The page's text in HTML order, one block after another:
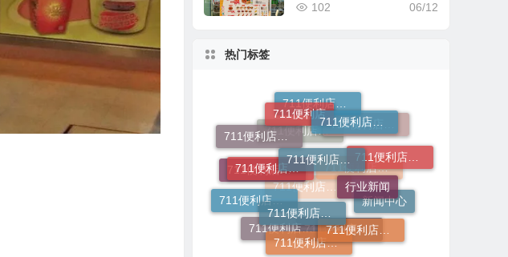
06/12
102
热门标签
711便利店开店
711便利店投资金额
711便利店加盟条件有哪些
711便利店加盟申请
711便利店加盟流程
711便利店运营支持政策
711便利店加盟费及条件
711便利店 711便利店加盟费用
新闻中心
711便利店加盟条件
711便利店加盟总部
711便利店加盟咨询
711便利店加盟电话
行业新闻
711便利店利润分成模式
711便利店加盟费
711便利店加盟官网